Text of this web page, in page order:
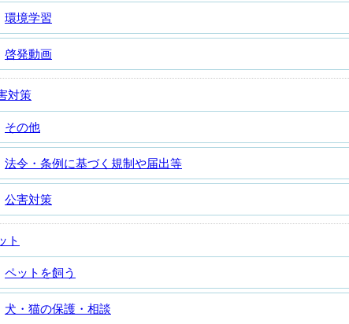
環境学習
啓発動画
対策
その他
法令・条例に基づく規制や届出等
公害対策
ト
ペットを飼う
犬・猫の保護・相談